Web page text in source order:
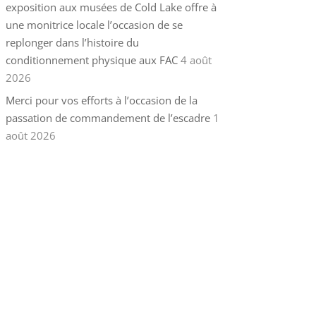
exposition aux musées de Cold Lake offre à
une monitrice locale l’occasion de se
replonger dans l’histoire du
conditionnement physique aux FAC 4 août
2026
Merci pour vos efforts à l’occasion de la
passation de commandement de l’escadre 1
août 2026